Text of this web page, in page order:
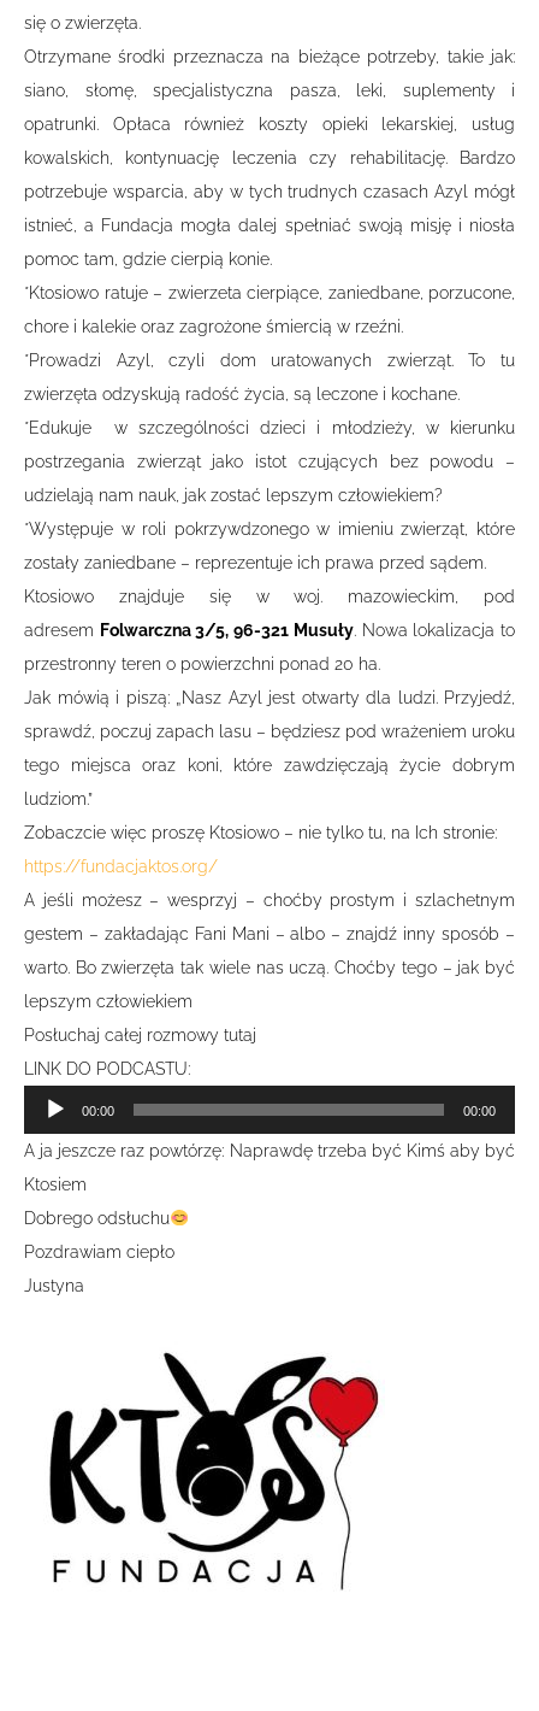
się o zwierzęta.
Otrzymane środki przeznacza na bieżące potrzeby, takie jak:
siano, słomę, specjalistyczna pasza, leki, suplementy i
opatrunki. Opłaca również koszty opieki lekarskiej, usług
kowalskich, kontynuację leczenia czy rehabilitację. Bardzo
potrzebuje wsparcia, aby w tych trudnych czasach Azyl mógł
istnieć, a Fundacja mogła dalej spełniać swoją misję i niosła
pomoc tam, gdzie cierpią konie.
*Ktosiowo ratuje – zwierzeta cierpiące, zaniedbane, porzucone,
chore i kalekie oraz zagrożone śmiercią w rzeźni.
*Prowadzi Azyl, czyli dom uratowanych zwierząt. To tu
zwierzęta odzyskują radość życia, są leczone i kochane.
*Edukuje w szczególności dzieci i młodzieży, w kierunku
postrzegania zwierząt jako istot czujących bez powodu –
udzielają nam nauk, jak zostać lepszym człowiekiem?
*Występuje w roli pokrzywdzonego w imieniu zwierząt, które
zostały zaniedbane – reprezentuje ich prawa przed sądem.
Ktosiowo znajduje się w woj. mazowieckim, pod
adresem Folwarczna 3/5, 96-321 Musuły. Nowa lokalizacja to
przestronny teren o powierzchni ponad 20 ha.
Jak mówią i piszą: „Nasz Azyl jest otwarty dla ludzi. Przyjedź,
sprawdź, poczuj zapach lasu – będziesz pod wrażeniem uroku
tego miejsca oraz koni, które zawdzięczają życie dobrym
ludziom.”
Zobaczcie więc proszę Ktosiowo – nie tylko tu, na Ich stronie:
https://fundacjaktos.org/
A jeśli możesz – wesprzyj – choćby prostym i szlachetnym
gestem – zakładając Fani Mani – albo – znajdź inny sposób –
warto. Bo zwierzęta tak wiele nas uczą. Choćby tego – jak być
lepszym człowiekiem
Posłuchaj całej rozmowy tutaj
LINK DO PODCASTU:
Odtwarzacz
plików
00:00 00:00
A ja jeszcze raz powtórzę: Naprawdę trzeba być Kimś aby być
Ktosiem
Dobrego odsłuchu
Pozdrawiam ciepło
Justyna